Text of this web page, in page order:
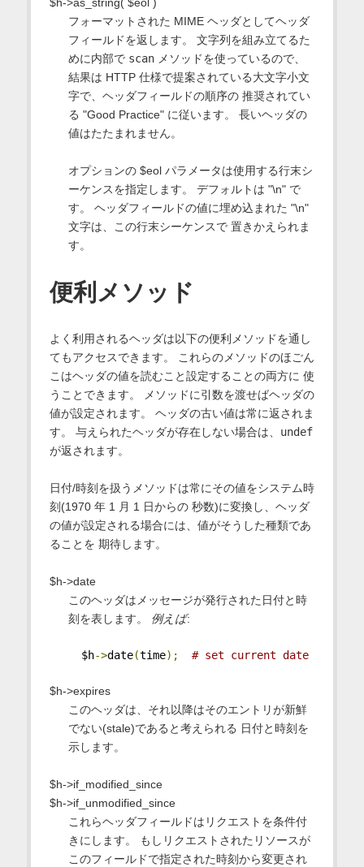
フォーマットされた MIME ヘッダとしてヘッダ
フィールドを返します。 文字列を組み立てるた
めに内部で scanメソッドを使っているので、
結果は HTTP 仕様で提案されている大文字小文
字で、ヘッダフィールドの順序の 推奨されてい
る "Good Practice" に従います。 長いヘッダの
値はたたまれません。
オプションの $eol パラメータは使用する行末シ
ーケンスを指定します。 デフォルトは "\n" で
す。 ヘッダフィールドの値に埋め込まれた "\n"
文字は、この行末シーケンスで 置きかえられま
す。
便利メソッド
よく利用されるヘッダは以下の便利メソッドを通し
てもアクセスできます。 これらのメソッドのほごん
こはヘッダの値を読むこと設定することの両方に 使
うことできます。 メソッドに引数を渡せばヘッダの
値が設定されます。 ヘッダの古い値は常に返されま
す。 与えられたヘッダが存在しない場合は、 undef
が返されます。
日付/時刻を扱うメソッドは常にその値をシステム時
刻(1970 年 1 月 1 日からの 秒数)に変換し、ヘッダ
の値が設定される場合には、値がそうした種類であ
ることを 期待します。
$h->date
このヘッダはメッセージが発行された日付と時
刻を表します。 例えば:
$h->date(time); # set current date
$h->expires
このヘッダは、それ以降はそのエントリが新鮮
でない(stale)であると考えられる 日付と時刻を
示します。
$h->if_modified_since
$h->if_unmodified_since
これらヘッダフィールドはリクエストを条件付
きにします。 もしリクエストされたリソースが
このフィールドで指定された時刻から変更され